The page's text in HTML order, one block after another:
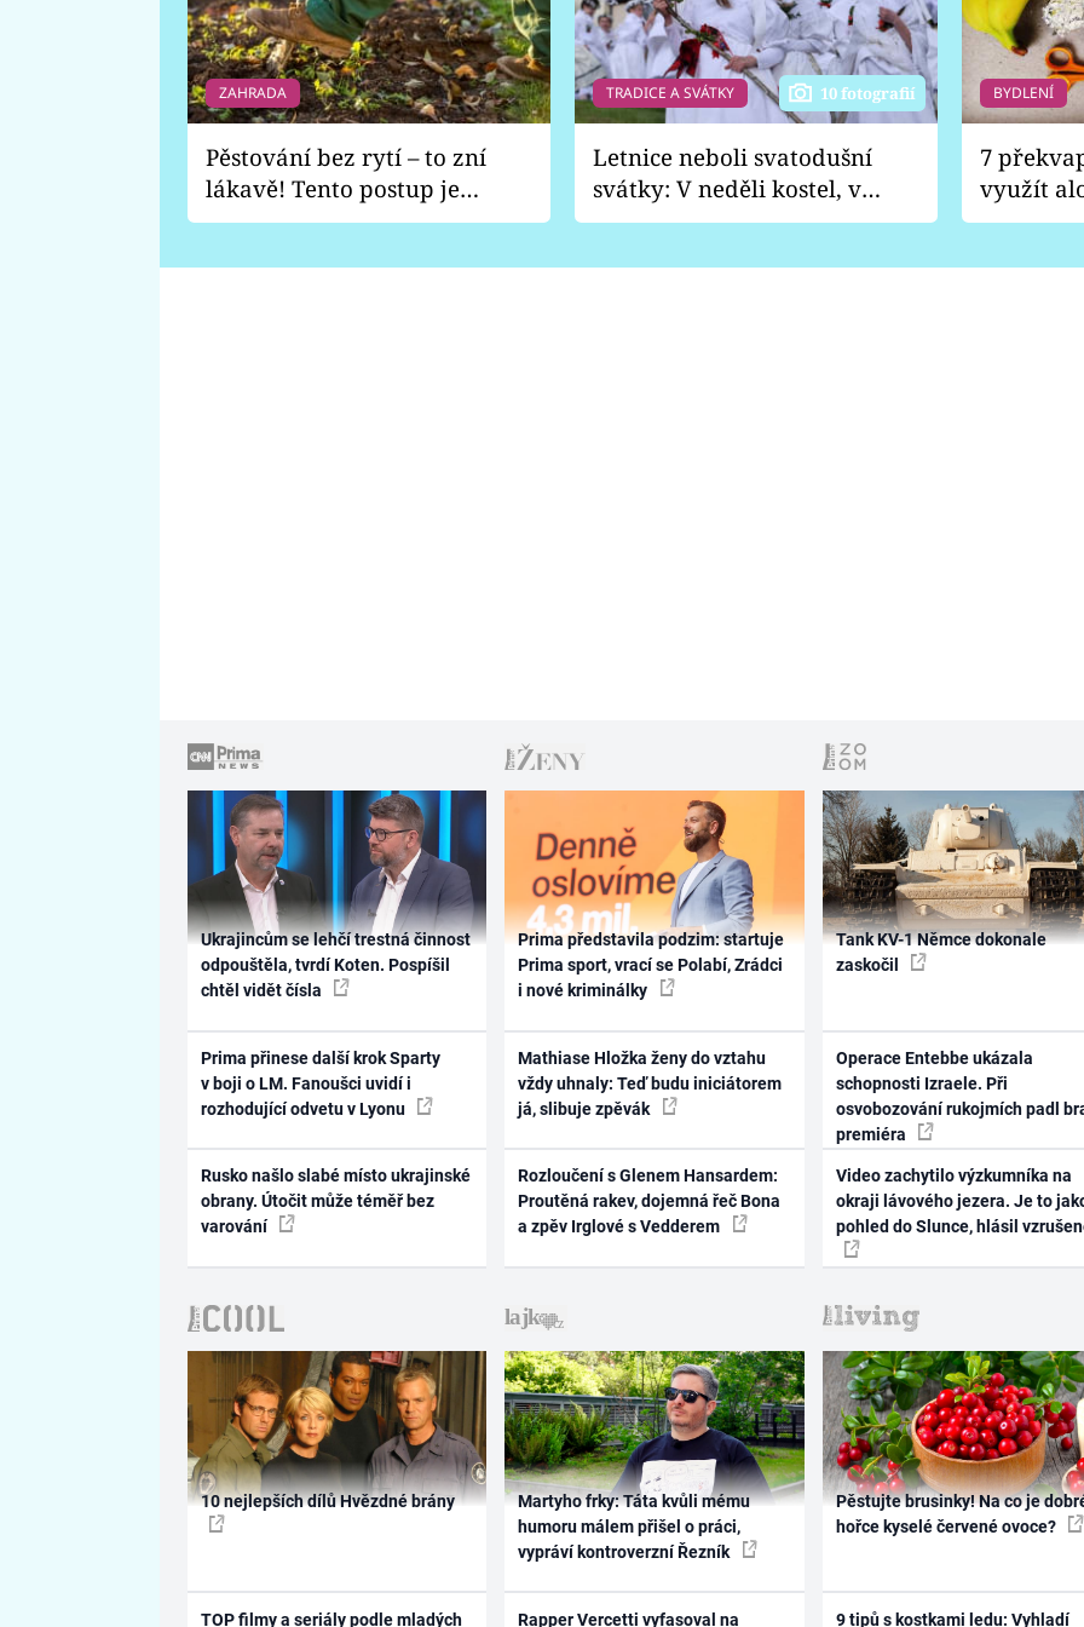
ZAHRADA
Pěstování bez rytí – to zní
lákavě! Tento postup je
vhodný jen pro některé
TRADICE A SVÁTKY 10 fotografií
Letnice neboli svatodušní
svátky: V neděli kostel, v
pondělí zábava
BYDLENÍ
7
využít
Ukrajincům se lehčí trestná činnost
odpouštěla, tvrdí Koten. Pospíšil
chtěl vidět čísla
Prima přinese další krok Sparty
v boji o LM. Fanoušci uvidí i
rozhodující odvetu v Lyonu
Rusko našlo slabé místo ukrajinské
obrany. Útočit může téměř bez
varování
Prima představila podzim: startuje
Prima sport, vrací se Polabí, Zrádci
i nové kriminálky
Mathiase Hložka ženy do vztahu
vždy uhnaly: Teď budu iniciátorem
já, slibuje zpěvák
Rozloučení s Glenem Hansardem:
Proutěná rakev, dojemná řeč Bona
a zpěv Irglové s Vedderem
Tank KV-1 Němce dokonale
zaskočil
Operace Entebbe ukázala
schopnosti Izraele. Při
osvobozování rukojmích padl
premiéra
Video zachytilo výzkumníka na
okraji lávového jezera. Je to
pohled do Slunce, hlásil
10 nejlepších dílů Hvězdné brány
TOP filmy a seriály podle mladých
Martyho frky: Táta kvůli mému
humoru málem přišel o práci,
vypráví kontroverzní Řezník
Rapper Vercetti vyfasoval na
Pěstujte brusinky! Na co je
hořce kyselé červené ovoce?
9 tipů s kostkami ledu: Vyhladí